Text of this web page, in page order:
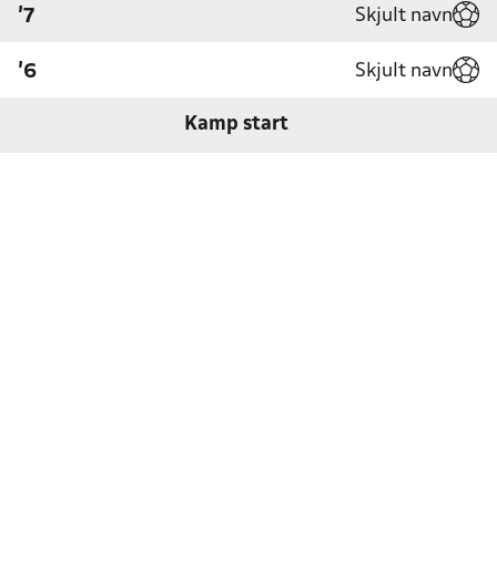
'7 Skjult navn
'6 Skjult navn
Kamp start